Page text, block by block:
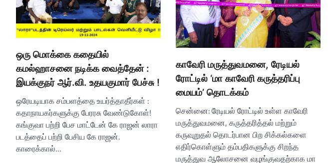
ஒரு மொக்கை கதையில்
கமல்ஹாசனை நடிக்க வைத்தேன் :
இயக்குநர் ஆர்.வி. உதயகுமார் பேச்சு !
ஒரேயடியாக சம்பளத்தை உயர்த்தாதீர்கள் :
கதாநாயகர்களுக்கு பேரரசு வேண்டுகோள்!
கங்குவா பற்றி பேச மாட்டேன் கே ராஜன் லாரா
படத்தைப் பற்றி பேசிய கே ராஜன்.
காரைக்கால்…
காவேரி மருத்துவமனை, ரேடியல்
ரோட்டில் ‘மா காவேரி கருத்தரிப்பு
மையம்’ தொடக்கம்
சென்னை: ரேடியல் ரோட்டில் உள்ள காவேரி
மருத்துவமனை, கருத்தரித்தல் மற்றும்
கருவுறுதல் தொடர்பான பிற சிக்கல்களை
எதிர்கொள்ளும் தம்பதிகளுக்கு சிறந்த
மருத்துவ ஆலோசனை வழங்குவதற்காக மா